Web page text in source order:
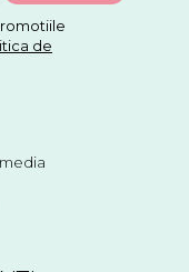
de